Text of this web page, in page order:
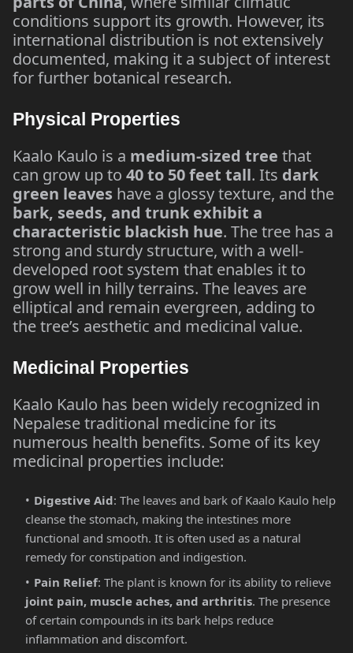
conditions support its growth. However, its
international distribution is not extensively
documented, making it a subject of interest
for further botanical research.
Physical Properties
Kaalo Kaulo is a medium-sized tree that
can grow up to 40 to 50 feet tall. Its dark
green leaves have a glossy texture, and the
bark, seeds, and trunk exhibit a
characteristic blackish hue. The tree has a
strong and sturdy structure, with a well-
developed root system that enables it to
grow well in hilly terrains. The leaves are
elliptical and remain evergreen, adding to
the tree’s aesthetic and medicinal value.
Medicinal Properties
Kaalo Kaulo has been widely recognized in
Nepalese traditional medicine for its
numerous health benefits. Some of its key
medicinal properties include:
Digestive Aid: The leaves and bark of Kaalo Kaulo help
cleanse the stomach, making the intestines more
functional and smooth. It is often used as a natural
remedy for constipation and indigestion.
Pain Relief: The plant is known for its ability to relieve
joint pain, muscle aches, and arthritis. The presence
of certain compounds in its bark helps reduce
inflammation and discomfort.